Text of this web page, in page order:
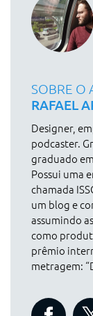
SOBRE O
RAFAEL
Designer,
podcaster.
graduado
Possui uma
chamada
um blog e
assumindo
como
prêmio
metragem: